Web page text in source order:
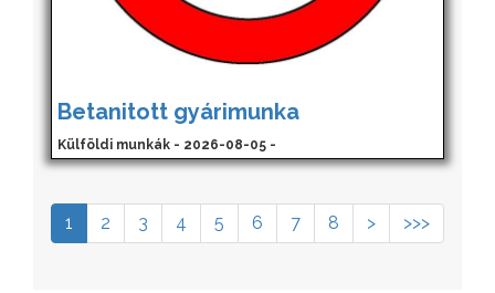
Betanitott gyárimunka
Külföldi munkák - 2026-08-05 -
1 2 3 4 5 6 7 8 > >>>